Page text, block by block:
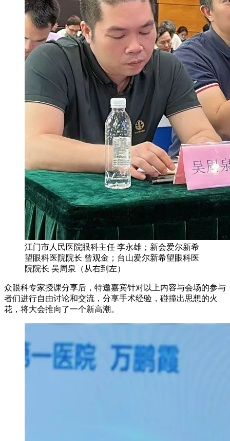
江门市人民医院眼科主任 李永雄；新会爱尔新希
望眼科医院院长 曾观金；台山爱尔新希望眼科医
院院长 吴周泉（从右到左）
众眼科专家授课分享后，特邀嘉宾针对以上内容与会场的参与
者们进行自由讨论和交流，分享手术经验，碰撞出思想的火
花，将大会推向了一个新高潮。